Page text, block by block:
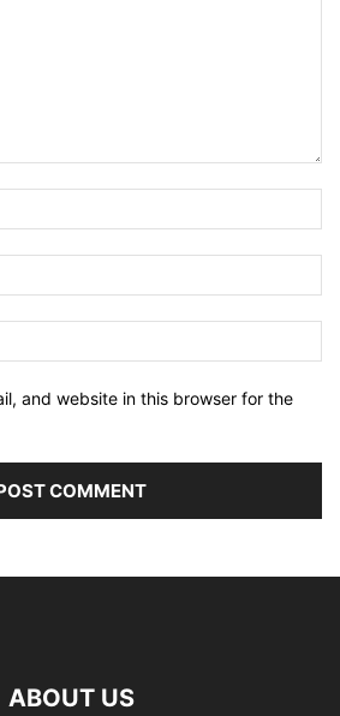
and website in this browser for the
ABOUT US